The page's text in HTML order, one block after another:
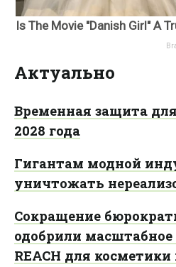
Актуально
Временная защита
2028 года
Гигантам модной
уничтожать
Сокращение
одобрили
REACH для